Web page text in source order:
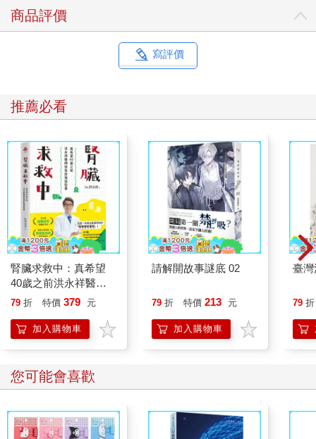
商品評價
寫評價
推薦必看
腎臟求救中：真希望
40歲之前洪永祥醫師
就告訴我這些事
79 折 特價 379 元
加入購物車
請解開故事謎底 02
79 折 特價 213 元
加入購物車
臺
79 折
您可能會喜歡